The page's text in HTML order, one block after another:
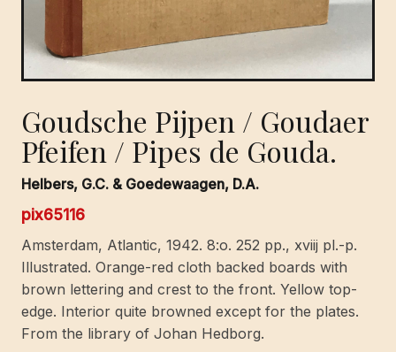
Goudsche Pijpen / Goudaer
Pfeifen / Pipes de Gouda.
Helbers, G.C. & Goedewaagen, D.A.
pix65116
Amsterdam, Atlantic, 1942. 8:o. 252 pp., xviij pl.-p.
Illustrated. Orange-red cloth backed boards with
brown lettering and crest to the front. Yellow top-
edge. Interior quite browned except for the plates.
From the library of Johan Hedborg.